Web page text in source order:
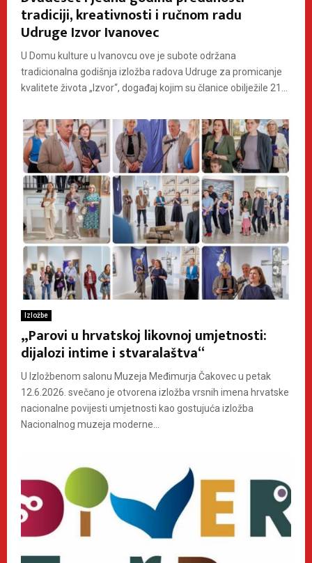
tradiciji, kreativnosti i ručnom radu
Udruge Izvor Ivanovec
U Domu kulture u Ivanovcu ove je subote održana
tradicionalna godišnja izložba radova Udruge za promicanje
kvalitete života „Izvor“, događaj kojim su članice obilježile 21...
Izložbe
„Parovi u hrvatskoj likovnoj umjetnosti:
dijalozi intime i stvaralaštva“
U Izložbenom salonu Muzeja Međimurja Čakovec u petak
12.6.2026. svečano je otvorena izložba vrsnih imena hrvatske
nacionalne povijesti umjetnosti kao gostujuća izložba
Nacionalnog muzeja moderne...